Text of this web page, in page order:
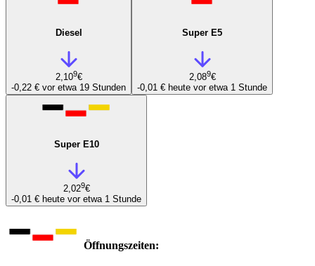
Diesel
2,109€
-0,22 € vor etwa 19 Stunden
Super E5
2,089€
-0,01 € heute vor etwa 1 Stunde
Super E10
2,029€
-0,01 € heute vor etwa 1 Stunde
Öffnungszeiten: